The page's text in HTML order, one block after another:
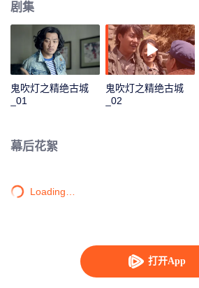
打开App
八一利用自己懂得的墓葬秘术逃得不死。复员后，
了一支前往新疆考古的考古队。一行人历经万险
绝古城遗址，进入了地下“鬼洞”。洞中机关重重、
在一位先知的掌控之中。
剧集
鬼吹灯之精绝古城
_01
鬼吹灯之精绝古城
_02
幕后花絮
Loading…